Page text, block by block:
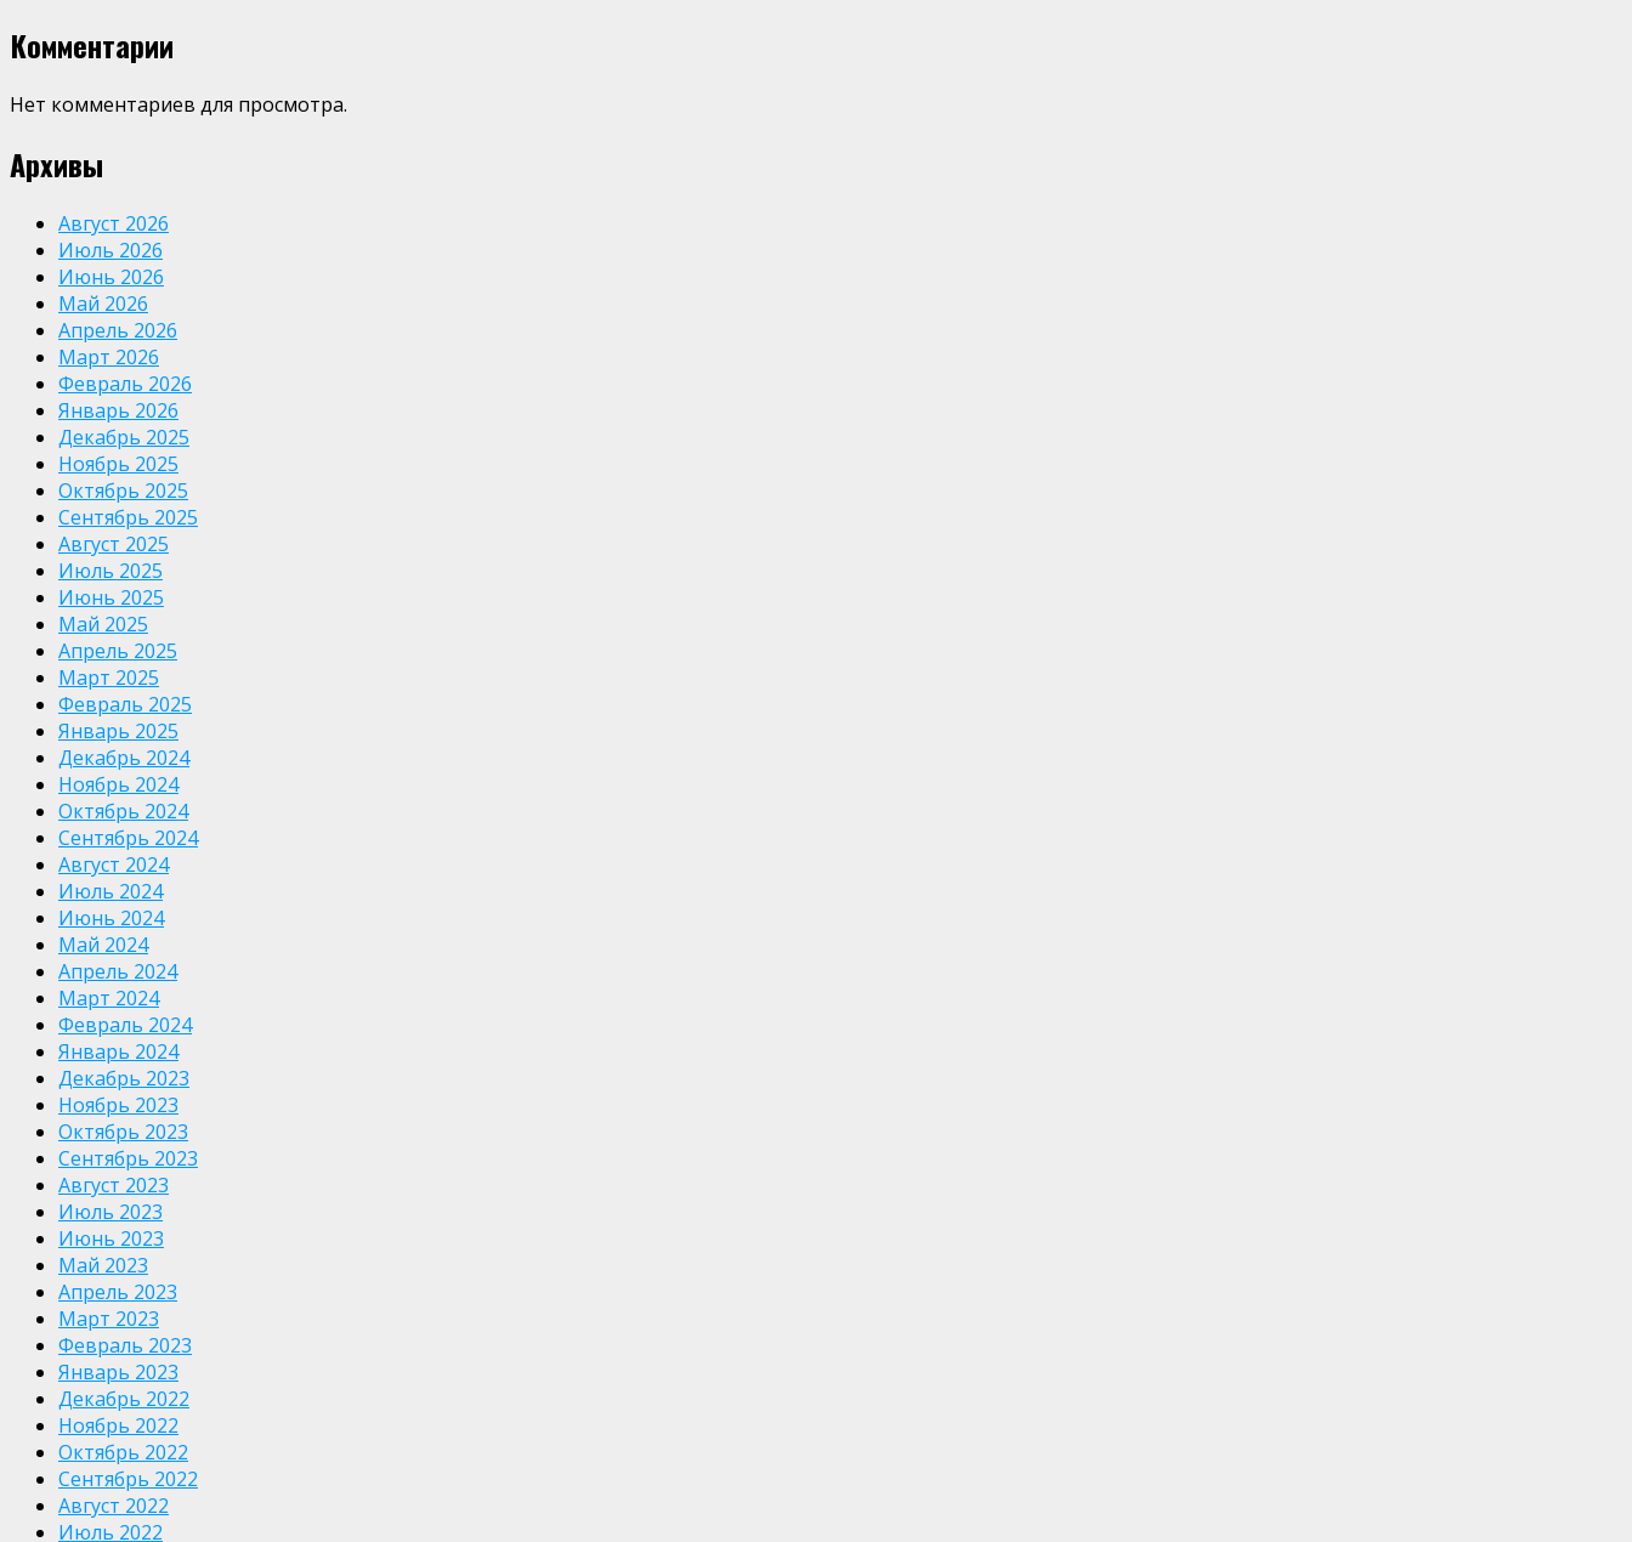
Комментарии
Нет комментариев для просмотра.
Архивы
Август 2026
Июль 2026
Июнь 2026
Май 2026
Апрель 2026
Март 2026
Февраль 2026
Январь 2026
Декабрь 2025
Ноябрь 2025
Октябрь 2025
Сентябрь 2025
Август 2025
Июль 2025
Июнь 2025
Май 2025
Апрель 2025
Март 2025
Февраль 2025
Январь 2025
Декабрь 2024
Ноябрь 2024
Октябрь 2024
Сентябрь 2024
Август 2024
Июль 2024
Июнь 2024
Май 2024
Апрель 2024
Март 2024
Февраль 2024
Январь 2024
Декабрь 2023
Ноябрь 2023
Октябрь 2023
Сентябрь 2023
Август 2023
Июль 2023
Июнь 2023
Май 2023
Апрель 2023
Март 2023
Февраль 2023
Январь 2023
Декабрь 2022
Ноябрь 2022
Октябрь 2022
Сентябрь 2022
Август 2022
Июль 2022